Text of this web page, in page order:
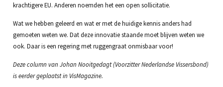
krachtigere EU. Anderen noemden het een open sollicitatie.
Wat we hebben geleerd en wat er met de huidige kennis anders had
gemoeten weten we. Dat deze innovatie staande moet blijven weten we
ook. Daar is een regering met ruggengraat onmisbaar voor!
Deze column van Johan Nooitgedagt (Voorzitter Nederlandse Vissersbond)
is eerder geplaatst in VisMagazine.